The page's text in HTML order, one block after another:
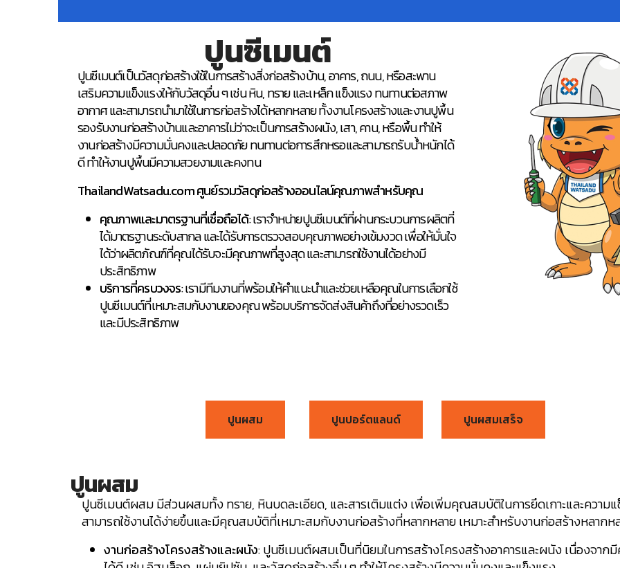
ปูนซีเมนต์
ปูนซีเมนต์เป็นวัสดุก่อสร้างใช้ในการสร้างสิ่งก่อสร้างบ้าน, อาคาร, ถนน, หรือสะพาน
เสริมความแข็งแรงให้กับวัสดุอื่น ๆ เช่น หิน, ทราย และเหล็ก แข็งแรง ทนทานต่อสภาพ
อากาศ และสามารถนำมาใช้ในการก่อสร้างได้หลากหลาย ทั้งงานโครงสร้างและงานปูพื้น
รองรับงานก่อสร้างบ้านและอาคารไม่ว่าจะเป็นการสร้างผนัง, เสา, คาน, หรือพื้น ทำให้
งานก่อสร้างมีความมั่นคงและปลอดภัย ทนทานต่อการสึกหรอและสามารถรับน้ำหนักได้
ดี ทำให้งานปูพื้นมีความสวยงามและคงทน
ThailandWatsadu.com ศูนย์รวมวัสดุก่อสร้างออนไลน์คุณภาพสำหรับคุณ
คุณภาพและมาตรฐานที่เชื่อถือได้: เราจำหน่ายปูนซีเมนต์ที่ผ่านกระบวนการผลิตที่
ได้มาตรฐานระดับสากล และได้รับการตรวจสอบคุณภาพอย่างเข้มงวด เพื่อให้มั่นใจ
ได้ว่าผลิตภัณฑ์ที่คุณได้รับจะมีคุณภาพที่สูงสุด และสามารถใช้งานได้อย่างมี
ประสิทธิภาพ
บริการที่ครบวงจร: เรามีทีมงานที่พร้อมให้คำแนะนำและช่วยเหลือคุณในการเลือกใช้
ปูนซีเมนต์ที่เหมาะสมกับงานของคุณ พร้อมบริการจัดส่งสินค้าถึงที่อย่างรวดเร็ว
และมีประสิทธิภาพ
ปูนผสม ปูนปอร์ตแลนด์ ปูนผสมเสร็จ
ปูนผสม
ปูนซีเมนต์ผสม มีส่วนผสมทั้ง ทราย, หินบดละเอียด, และสารเติมแต่ง เพื่อเพิ่มคุณสมบัติในการยึดเกาะและความ
สามารถใช้งานได้ง่ายขึ้นและมีคุณสมบัติที่เหมาะสมกับงานก่อสร้างที่หลากหลาย เหมาะสำหรับงานก่อสร้างหลากห
งานก่อสร้างโครงสร้างและผนัง: ปูนซีเมนต์ผสมเป็นที่นิยมในการสร้างโครงสร้างอาคารและผนัง เนื่องจาก